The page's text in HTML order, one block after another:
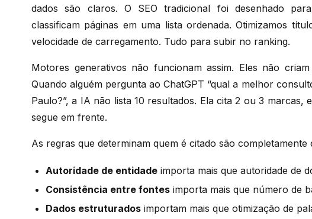
dados são claros. O SEO tradicional foi desenhado
classificam páginas em uma lista ordenada. Otimizamos
velocidade de carregamento. Tudo para subir no ranking.
Motores generativos não funcionam assim. Eles não
Quando alguém pergunta ao ChatGPT “qual a melhor
Paulo?”, a IA não lista 10 resultados. Ela cita 2 ou 3 marcas,
segue em frente.
As regras que determinam quem é citado são completamente
Autoridade de entidade importa mais que autoridade de
Consistência entre fontes importa mais que número de
Dados estruturados importam mais que otimização de